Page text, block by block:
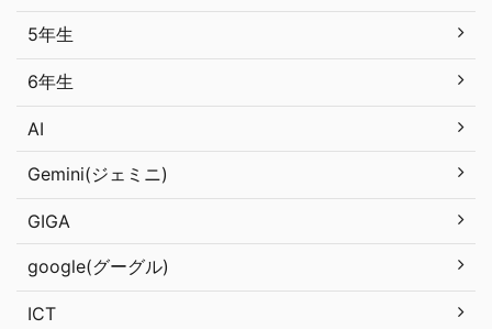
5年生
6年生
AI
Gemini(ジェミニ)
GIGA
google(グーグル)
ICT